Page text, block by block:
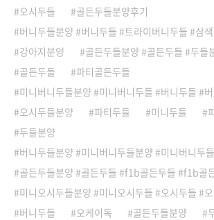
오시두들
골든두들분양후기
버니두들분양 #버니두들 #트라이버니두들 #삼
강아지분양
골든두들분양 #골든두들 #두들
골든두들
파티골든두들
미니버니두들분양 #미니버니두들 #버니두들 #
오시두들분양
파티두들 미니두들
두들분양
버니두들분양 #미니버니두들분양 #미니버니두
골든두들분양 #골든두들 #f1b골든두들 #f1b골
미니오시두들분양 #미니오시두들 #오시두들 #
버니두들
오케이독 골든두들분양